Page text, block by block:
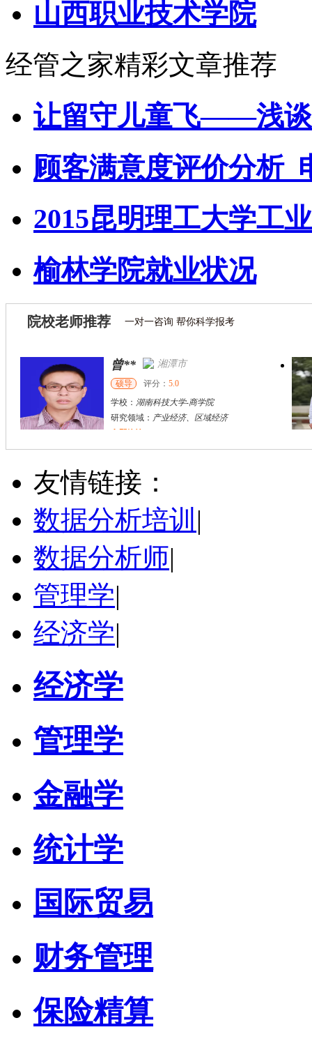
山西职业技术学院
经管之家精彩文章推荐
让留守儿童飞——浅
顾客满意度评价分析_
2015昆明理工大学工业
榆林学院就业状况
院校老师推荐 一对一咨询 帮你科学报考
谢宗藩 长沙市
硕导 评分： 5.0
学校： 湖南师范大学-公共管理学院
研究领域： 农村经济管理；制度经济学
杨刚 长沙市
硕导
学校：湖南工商大学
立即咨询
友情链接：
数据分析培训 |
数据分析师|
管理学|
经济学|
经济学
管理学
金融学
统计学
国际贸易
财务管理
保险精算